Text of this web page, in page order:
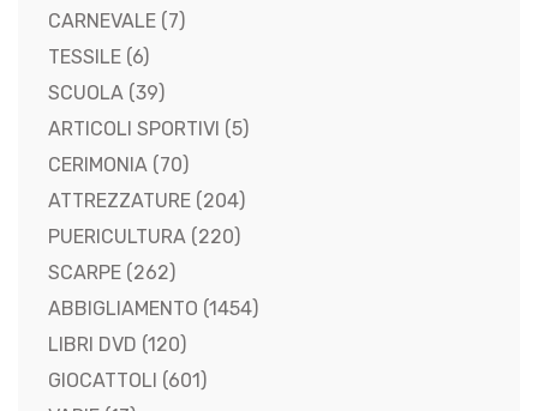
CARNEVALE (7)
TESSILE (6)
SCUOLA (39)
ARTICOLI SPORTIVI (5)
CERIMONIA (70)
ATTREZZATURE (204)
PUERICULTURA (220)
SCARPE (262)
ABBIGLIAMENTO (1454)
LIBRI DVD (120)
GIOCATTOLI (601)